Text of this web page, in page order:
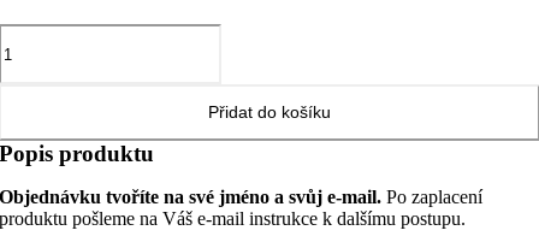
Přidat do košíku
Popis produktu
Objednávku tvoříte na své jméno a svůj e-mail. Po zaplacení
produktu pošleme na Váš e-mail instrukce k dalšímu postupu.